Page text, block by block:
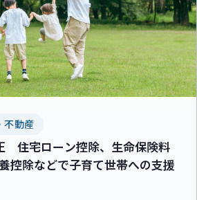
不動産
住宅ローン控除、生命保険料
控除などで子育て世帯への支援